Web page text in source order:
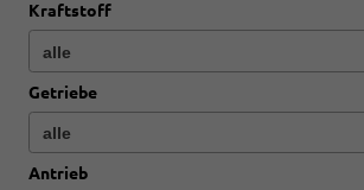
Kraftstoff
Getriebe
Antrieb